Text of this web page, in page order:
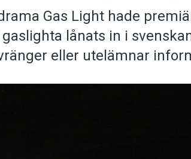
Språkfrågor
Skrivtips
Gas Light hade
lånats in i
eller utelämnar